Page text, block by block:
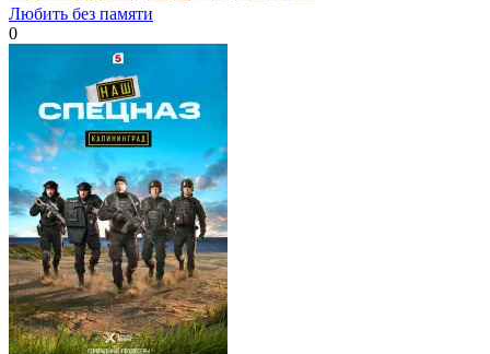
Любить без памяти
0